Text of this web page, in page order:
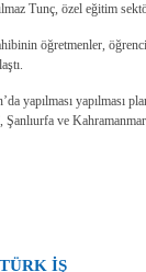
Tunç, özel eğitim
öğretmenler,
yapılması
ve
İŞ